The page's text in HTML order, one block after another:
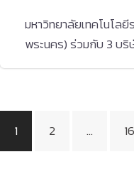
มหาวิทยาลัยเทคโนโล
พระนคร) ร่วมกับ 3 บ
Posts
pagination
1 2 …